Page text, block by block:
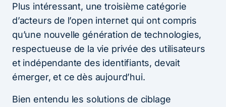
Plus intéressant, une troisième catégorie
d’acteurs de l’open internet qui ont compris
qu’une nouvelle génération de technologies,
respectueuse de la vie privée des utilisateurs
et indépendante des identifiants, devait
émerger, et ce dès aujourd’hui.
Bien entendu les solutions de ciblage